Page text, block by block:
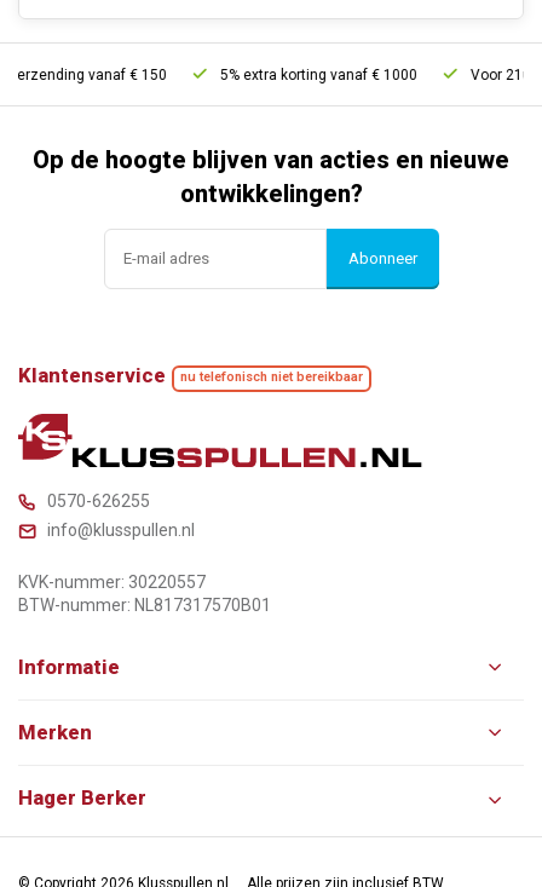
vanaf € 150 5% extra korting vanaf € 1000 Voor 21u
Op de hoogte blijven van acties en nieuwe
ontwikkelingen?
Abonneer
Klantenservice nu telefonisch niet bereikbaar
0570-626255
info@klusspullen.nl
KVK-nummer: 30220557
BTW-nummer: NL817317570B01
Informatie
Merken
Hager Berker